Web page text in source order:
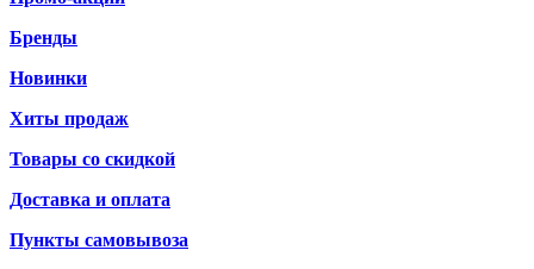
Бренды
Новинки
Хиты продаж
Товары со скидкой
Доставка и оплата
Пункты самовывоза